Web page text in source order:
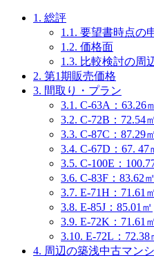
1. 総評
1.1. 要望書時点の
1.2. 価格面
1.3. 比較検討の周
2. 第1期販売価格
3. 間取り・プラン
3.1. C-63A：63.26
3.2. C-72B：72.54
3.3. C-87C：87.29
3.4. C-67D：67. 47
3.5. C-100E：
3.6. C-83F：83.62㎡
3.7. E-71H：71.61
3.8. E-85J：85.01㎡
3.9. E-72K：71.61
3.10. E-72L：72.38
4. 周辺の築浅中古マン